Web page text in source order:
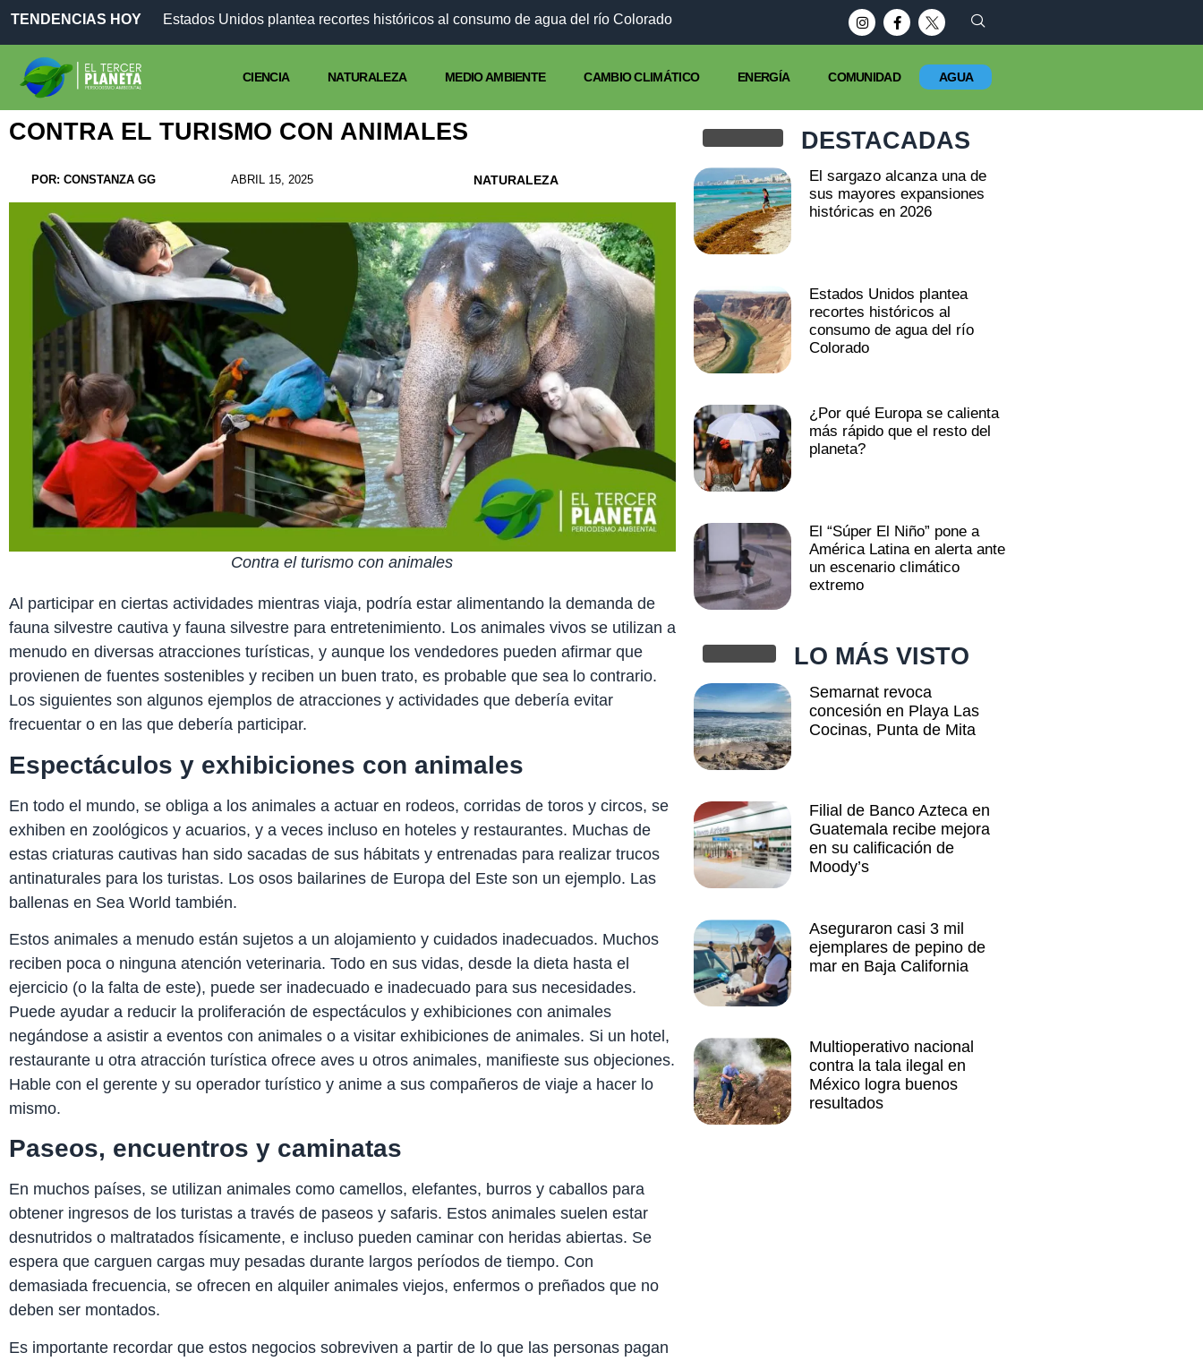
TENDENCIAS HOY ¿Por qué Europa se calienta más rápido que el resto del planeta?
CIENCIA NATURALEZA MEDIO AMBIENTE CAMBIO CLIMÁTICO ENERGÍA COMUNIDAD AGUA
CONTRA EL TURISMO CON ANIMALES
POR: CONSTANZA GG ABRIL 15, 2025 NATURALEZA
Contra el turismo con animales
Al participar en ciertas actividades mientras viaja, podría estar alimentando la demanda de
fauna silvestre cautiva y fauna silvestre para entretenimiento. Los animales vivos se utilizan a
menudo en diversas atracciones turísticas, y aunque los vendedores pueden afirmar que
provienen de fuentes sostenibles y reciben un buen trato, es probable que sea lo contrario.
Los siguientes son algunos ejemplos de atracciones y actividades que debería evitar
frecuentar o en las que debería participar.
Espectáculos y exhibiciones con animales
En todo el mundo, se obliga a los animales a actuar en rodeos, corridas de toros y circos, se
exhiben en zoológicos y acuarios, y a veces incluso en hoteles y restaurantes. Muchas de
estas criaturas cautivas han sido sacadas de sus hábitats y entrenadas para realizar trucos
antinaturales para los turistas. Los osos bailarines de Europa del Este son un ejemplo. Las
ballenas en Sea World también.
Estos animales a menudo están sujetos a un alojamiento y cuidados inadecuados. Muchos
reciben poca o ninguna atención veterinaria. Todo en sus vidas, desde la dieta hasta el
ejercicio (o la falta de este), puede ser inadecuado e inadecuado para sus necesidades.
Puede ayudar a reducir la proliferación de espectáculos y exhibiciones con animales
negándose a asistir a eventos con animales o a visitar exhibiciones de animales. Si un hotel,
restaurante u otra atracción turística ofrece aves u otros animales, manifieste sus objeciones.
Hable con el gerente y su operador turístico y anime a sus compañeros de viaje a hacer lo
mismo.
Paseos, encuentros y caminatas
En muchos países, se utilizan animales como camellos, elefantes, burros y caballos para
obtener ingresos de los turistas a través de paseos y safaris. Estos animales suelen estar
desnutridos o maltratados físicamente, e incluso pueden caminar con heridas abiertas. Se
espera que carguen cargas muy pesadas durante largos períodos de tiempo. Con
demasiada frecuencia, se ofrecen en alquiler animales viejos, enfermos o preñados que no
deben ser montados.
Es importante recordar que estos negocios sobreviven a partir de lo que las personas pagan
DESTACADAS
El sargazo alcanza una de
sus mayores expansiones
históricas en 2026
Estados Unidos plantea
recortes históricos al
consumo de agua del río
Colorado
¿Por qué Europa se calienta
más rápido que el resto del
planeta?
El “Súper El Niño” pone a
América Latina en alerta ante
un escenario climático
extremo
LO MÁS VISTO
Semarnat revoca
concesión en Playa Las
Cocinas, Punta de Mita
Filial de Banco Azteca en
Guatemala recibe mejora
en su calificación de
Moody’s
Aseguraron casi 3 mil
ejemplares de pepino de
mar en Baja California
Multioperativo nacional
contra la tala ilegal en
México logra buenos
resultados